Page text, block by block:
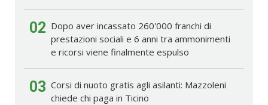
02 Dopo aver incassato 260'000 franchi di
prestazioni sociali e 6 anni tra ammonimenti
e ricorsi viene finalmente espulso
03 Corsi di nuoto gratis agli asilanti: Mazzoleni
chiede chi paga in Ticino